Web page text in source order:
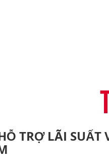
TRỢ LÃI SUẤT